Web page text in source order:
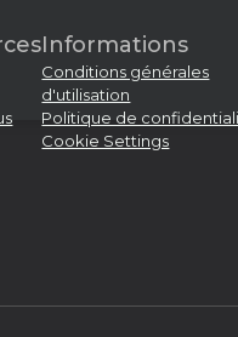
Informations
Conditions générales
d'utilisation
Politique de
Cookie Settings